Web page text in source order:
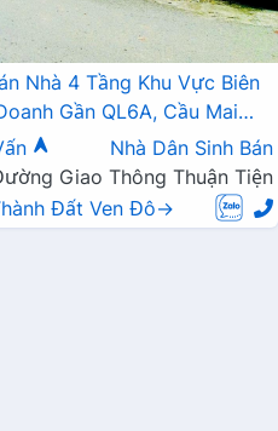
Nhà 4 Tầng Khu Vực Biên
Gần QL6A, Cầu Mai
Nhà Dân Sinh Bán
Giao Thông Thuận Tiện
Đất Ven Đô→